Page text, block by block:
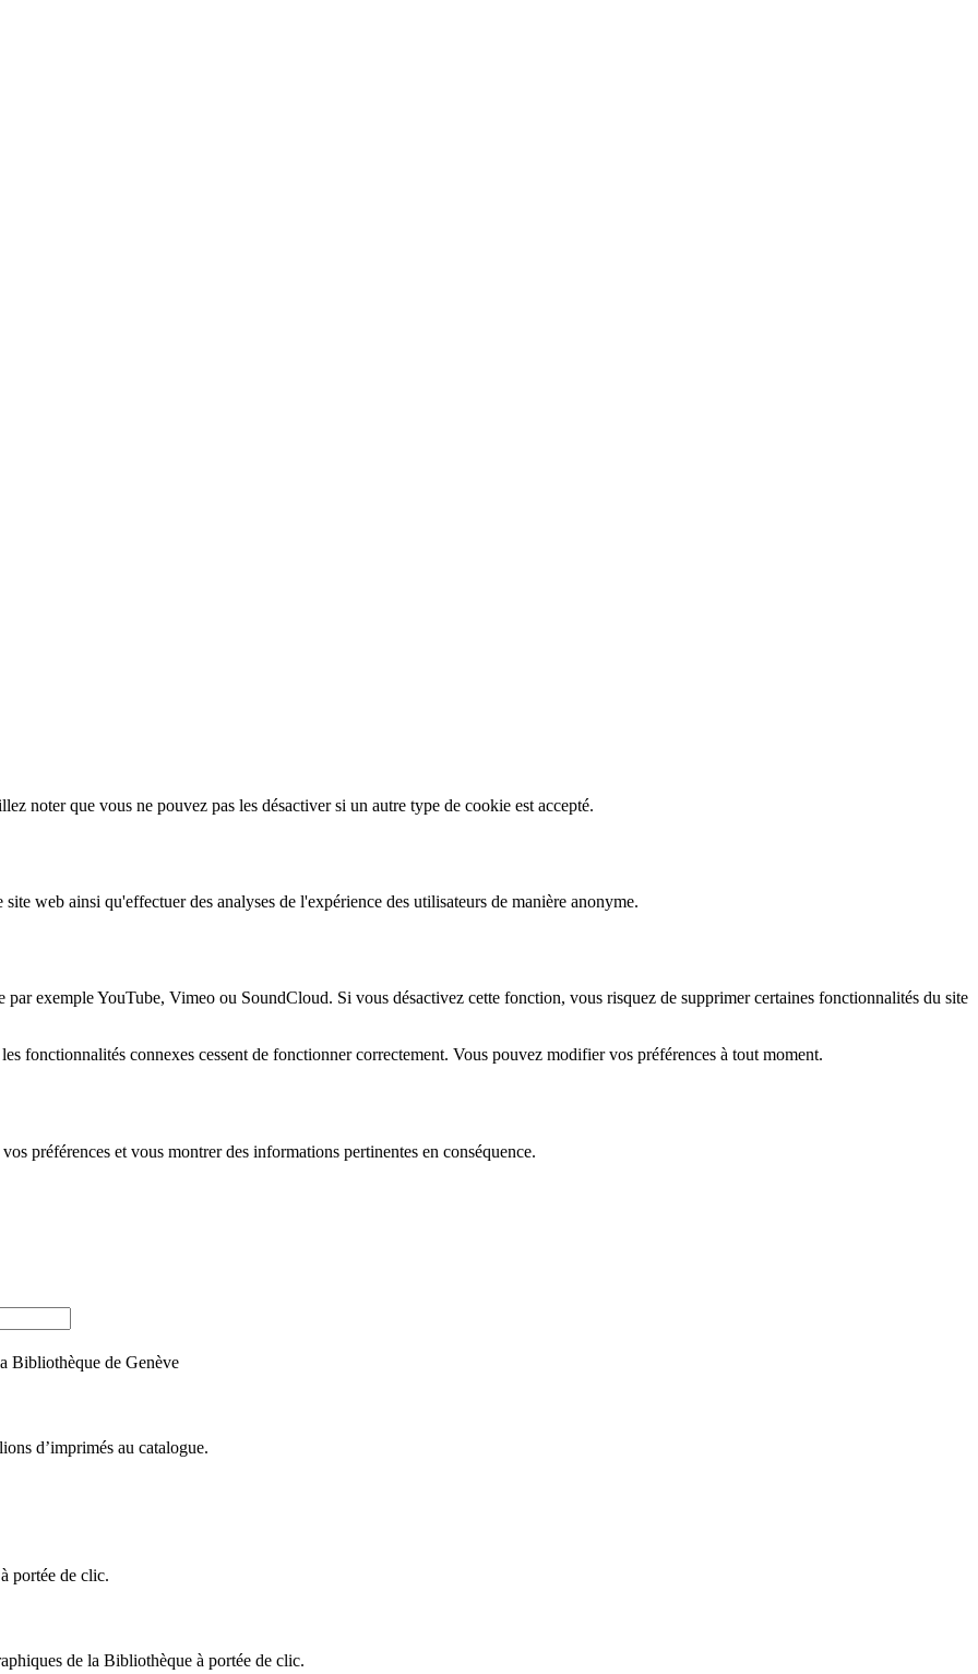
noter que vous ne pouvez pas les désactiver si un autre type de cookie est accepté.
web ainsi qu'effectuer des analyses de l'expérience des utilisateurs de manière anonyme.
exemple YouTube, Vimeo ou SoundCloud. Si vous désactivez cette fonction, vous risquez de supprimer certaines fonctionnalités du site
fonctionnalités connexes cessent de fonctionner correctement. Vous pouvez modifier vos préférences à tout moment.
préférences et vous montrer des informations pertinentes en conséquence.
Bibliothèque de Genève
d’imprimés au catalogue.
portée de clic.
de la Bibliothèque à portée de clic.